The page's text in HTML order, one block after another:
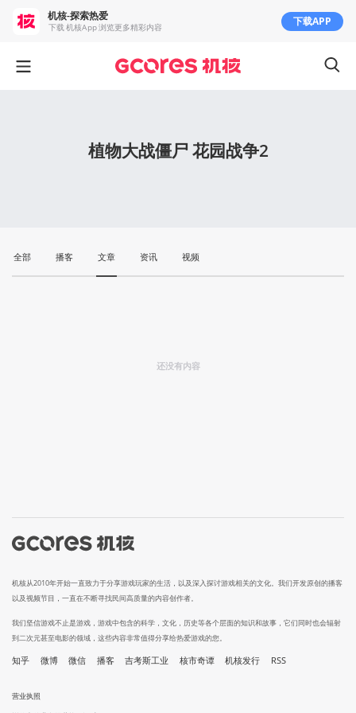
植物大战僵尸 花园战争2
全部 播客 文章 资讯 视频
还没有内容
机核从2010年开始一直致力于分享游戏玩家的生活，以及深入探讨游戏相关的文化。我们开发原创的播客
以及视频节目，一直在不断寻找民间高质量的内容创作者。
我们坚信游戏不止是游戏，游戏中包含的科学，文化，历史等各个层面的知识和故事，它们同时也会辐射
到二次元甚至电影的领域，这些内容非常值得分享给热爱游戏的您。
知乎 微博 微信 播客 吉考斯工业 核市奇谭 机核发行 RSS
营业执照
机核-探索热爱
下载 机核App 浏览更多精彩内容 下载APP